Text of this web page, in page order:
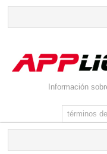
Información